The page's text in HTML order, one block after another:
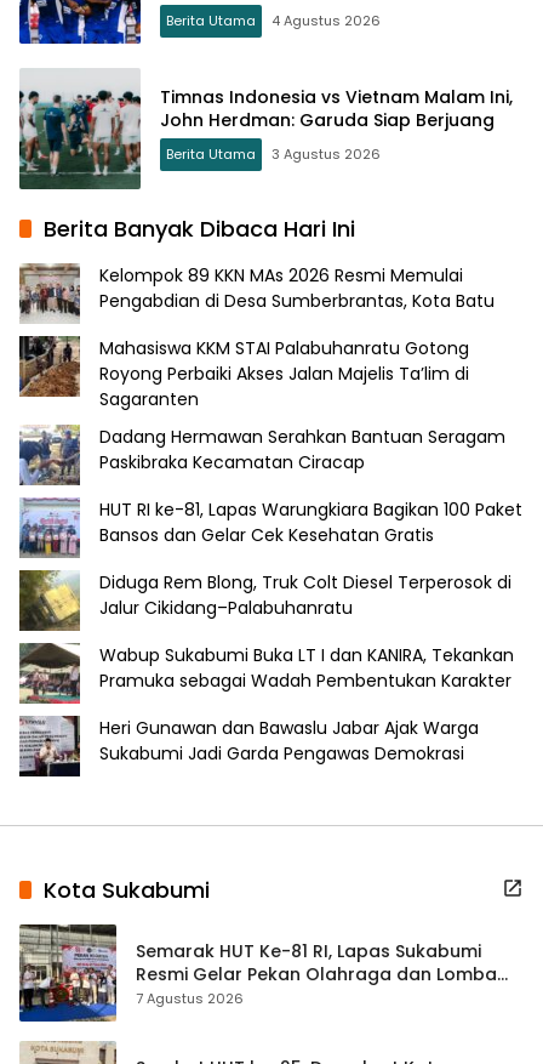
Berita Utama 4 Agustus 2026
Timnas Indonesia vs Vietnam Malam Ini,
John Herdman: Garuda Siap Berjuang
Berita Utama 3 Agustus 2026
Berita Banyak Dibaca Hari Ini
Kelompok 89 KKN MAs 2026 Resmi Memulai
Pengabdian di Desa Sumberbrantas, Kota Batu
Mahasiswa KKM STAI Palabuhanratu Gotong
Royong Perbaiki Akses Jalan Majelis Ta’lim di
Sagaranten
Dadang Hermawan Serahkan Bantuan Seragam
Paskibraka Kecamatan Ciracap
HUT RI ke-81, Lapas Warungkiara Bagikan 100 Paket
Bansos dan Gelar Cek Kesehatan Gratis
Diduga Rem Blong, Truk Colt Diesel Terperosok di
Jalur Cikidang–Palabuhanratu
Wabup Sukabumi Buka LT I dan KANIRA, Tekankan
Pramuka sebagai Wadah Pembentukan Karakter
Heri Gunawan dan Bawaslu Jabar Ajak Warga
Sukabumi Jadi Garda Pengawas Demokrasi
Kota Sukabumi
Semarak HUT Ke-81 RI, Lapas Sukabumi
Resmi Gelar Pekan Olahraga dan Lomba
Tradisional
7 Agustus 2026